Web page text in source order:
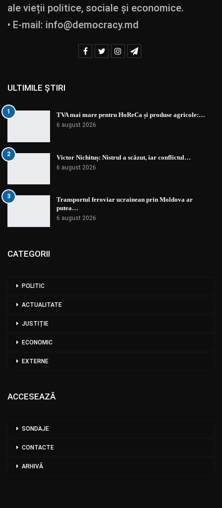
ale vieții politice, sociale și economice.
• E-mail: info@democracy.md
ULTIMILE ȘTIRI
1 TVA mai mare pentru HoReCa și produse agricole:…
6 august 2026
2 Victor Nichituș: Nistrul a scăzut, iar conflictul…
6 august 2026
3
Transportul feroviar ucrainean prin Moldova ar
putea…
6 august 2026
CATEGORII
POLITIC
ACTUALITATE
JUSTIȚIE
ECONOMIC
EXTERNE
ACCESEAZĂ
SONDAJE
CONTACTE
ARHIVĂ